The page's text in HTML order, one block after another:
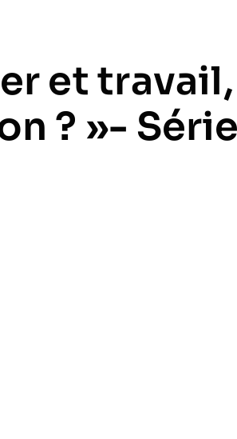
et
? »-